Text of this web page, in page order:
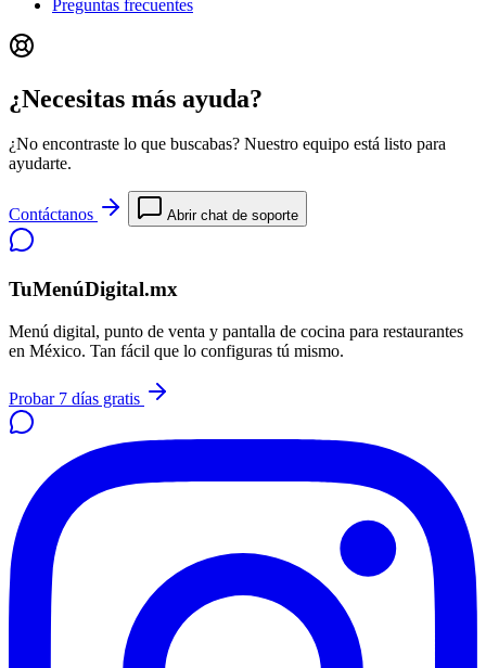
Preguntas frecuentes
¿Necesitas más ayuda?
¿No encontraste lo que buscabas? Nuestro equipo está listo para
ayudarte.
Contáctanos Abrir chat de soporte
TuMenúDigital.mx
Menú digital, punto de venta y pantalla de cocina para restaurantes
en México. Tan fácil que lo configuras tú mismo.
Probar 7 días gratis